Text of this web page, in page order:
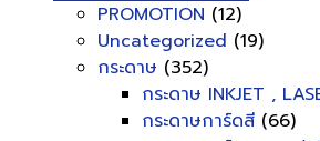
PROMOTION (12)
Uncategorized (19)
กระดาษ (352)
กระดาษ INKJET ,
กระดาษการ์ดสี (66)